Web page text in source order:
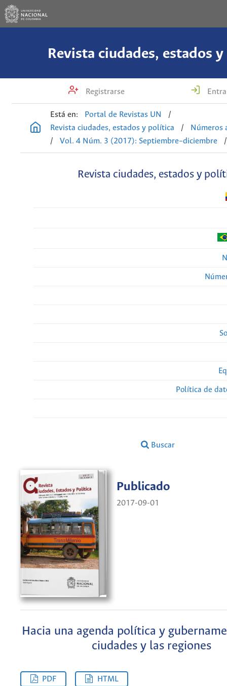
Revista ciudades, estados
Registrarse
Está en: Portal de Revistas UN
/
Revista ciudades, estados y política
/
Números
/
Vol. 4 Núm. 3 (2017): Septiembre–diciembre /
Revista ciudades, estados y
Política de
Buscar
Publicado
2017-09-01
Hacia una agenda política y
ciudades y las regiones
PDF HTML